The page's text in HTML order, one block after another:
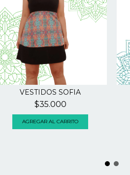
VESTIDOS SOFIA
$35.000
AGREGAR AL CARRITO